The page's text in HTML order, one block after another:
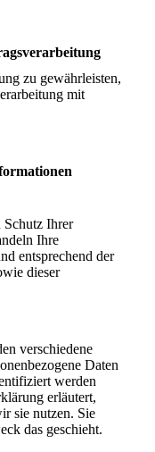
zu gewährleisten,
mit
Schutz Ihrer
Ihre
entsprechend der
dieser
verschiedene
Daten
werden
erläutert,
sie nutzen. Sie
das geschieht.